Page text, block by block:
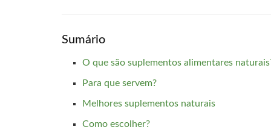
Sumário
O que são suplementos alimentares
Para que servem?
Melhores suplementos naturais
Como escolher?